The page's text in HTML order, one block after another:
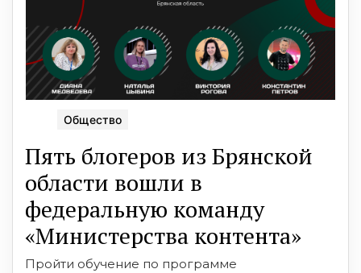
Общество
Пять блогеров из Брянской
области вошли в
федеральную команду
«Министерства контента»
Пройти обучение по программе